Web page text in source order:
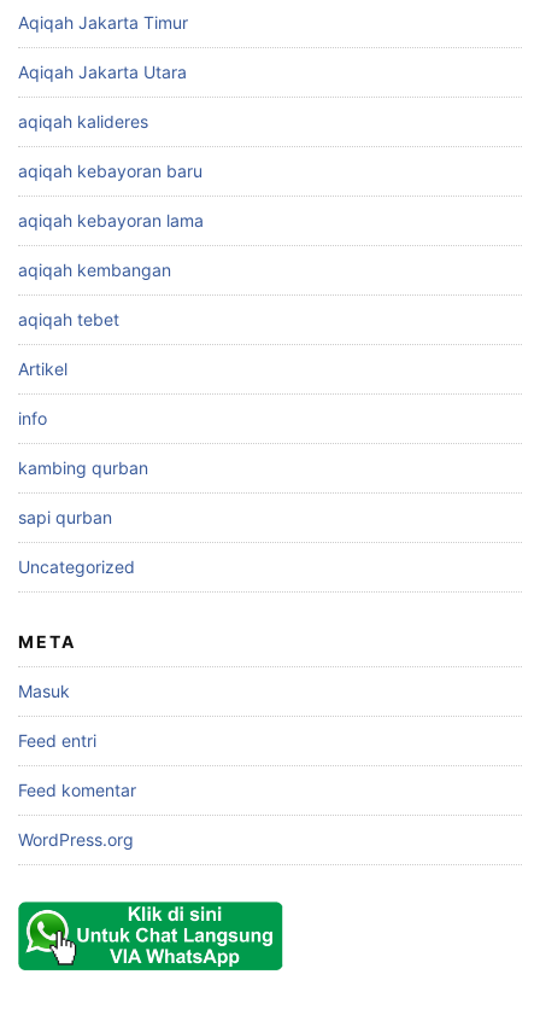
Aqiqah Jakarta Timur
Aqiqah Jakarta Utara
aqiqah kalideres
aqiqah kebayoran baru
aqiqah kebayoran lama
aqiqah kembangan
aqiqah tebet
Artikel
info
kambing qurban
sapi qurban
Uncategorized
META
Masuk
Feed entri
Feed komentar
WordPress.org